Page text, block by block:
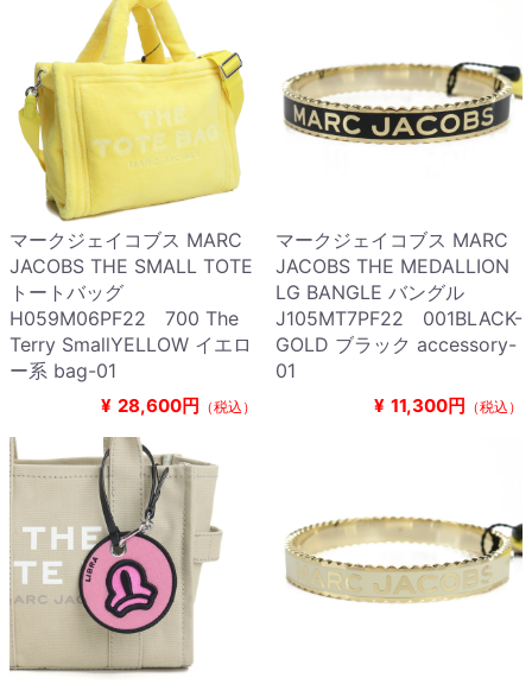
マークジェイコブス MARC
JACOBS THE SMALL TOTE
トートバッグ
H059M06PF22 700 The
Terry SmallYELLOW イエロ
ー系 bag-01
¥ 28,600円 （税込）
マークジェイコブス MARC
JACOBS THE MEDALLION
LG BANGLE バングル
J105MT7PF22 001BLACK-
GOLD ブラック accessory-
01
¥ 11,300円 （税込）